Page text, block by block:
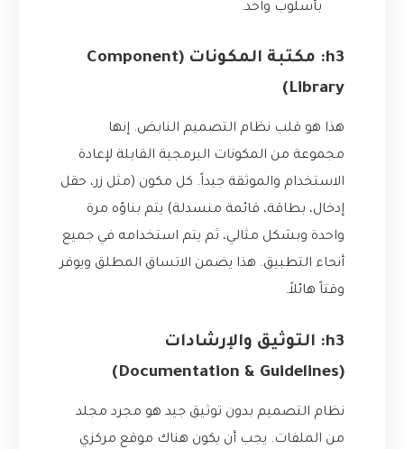
بأسلوب واحد.
h3: مكتبة المكونات (Component
Library)
هذا هو قلب نظام التصميم النابض. إنها
مجموعة من المكونات البرمجية القابلة لإعادة
الاستخدام والموثقة جيداً. كل مكون (مثل زر، حقل
إدخال، بطاقة، قائمة منسدلة) يتم بناؤه مرة
واحدة وبشكل مثالي، ثم يتم استخدامه في جميع
أنحاء التطبيق. هذا يضمن الاتساق المطلق ويوفر
وقتاً هائلاً.
h3: التوثيق والإرشادات
(Documentation & Guidelines)
نظام التصميم بدون توثيق جيد هو مجرد مجلد
من الملفات. يجب أن يكون هناك موقع مركزي